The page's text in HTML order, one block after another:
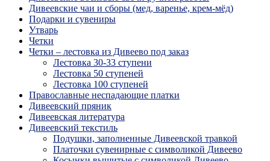
Дивеевские чаи и сборы (мед, варенье, крем-мёд)
Подарки и сувениры
Утварь
Четки
Четки – лестовка из Дивеево под заказ
Лестовка 30-33 ступени
Лестовка 50 ступеней
Лестовка 100 ступеней
Православные неспадающие платки
Дивеевский пряник
Дивеевская литература
Дивеевский текстиль
Подушки, заполненные Дивеевской травкой
Платочки сувенирные с символикой Дивеево